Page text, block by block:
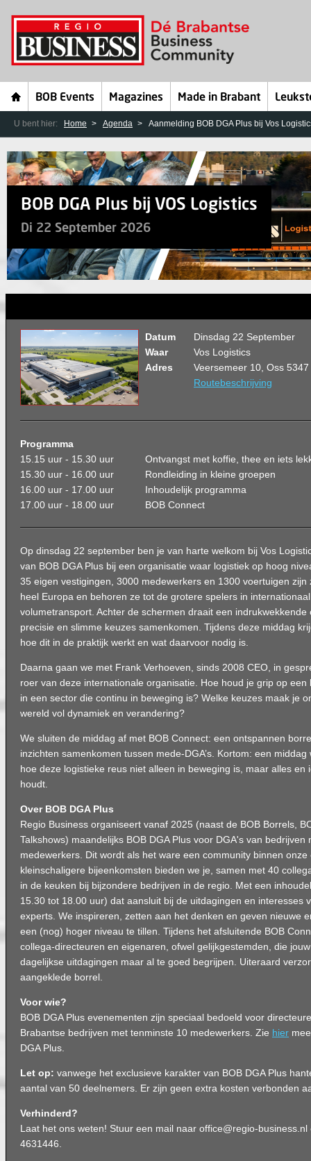
BOB Events Magazines Made in Brabant
U bent hier: Home Agenda Aanmelding BOB DGA Plus bij Vos
BOB DGA Plus bij VOS Logistics
Di 22 September 2026
Datum
Dinsdag 22 September
Waar
Vos Logistics
Adres
Veersemeer 10, Oss 5347
Routebeschrijving
Programma
15.15 uur - 15.30 uur
Ontvangst met koffie, thee en iets
15.30 uur - 16.00 uur
Rondleiding in kleine groepen
16.00 uur - 17.00 uur
Inhoudelijk programma
17.00 uur - 18.00 uur
BOB Connect
Op dinsdag 22 september ben je van harte welkom bij Vos
van BOB DGA Plus bij een organisatie waar logistiek op hoog
35 eigen vestigingen, 3000 medewerkers en 1300 voertuigen zijn
heel Europa en behoren ze tot de grotere spelers in
volumetransport. Achter de schermen draait een
precisie en slimme keuzes samenkomen. Tijdens deze middag
hoe dit in de praktijk werkt en wat daarvoor nodig is.
Daarna gaan we met Frank Verhoeven , sinds 2008 CEO, in
roer van deze internationale organisatie. Hoe houd je grip op
in een sector die continu in beweging is? Welke keuzes maak je
wereld vol dynamiek en verandering?
We sluiten de middag af met BOB Connect: een ontspannen
inzichten samenkomen tussen mede-DGA’s. Kortom: een
hoe deze logistieke reus niet alleen in beweging is, maar alles en
houdt.
Over BOB DGA Plus
Regio Business organiseert vanaf 2025 (naast de BOB Borrels,
Talkshows) maandelijks BOB DGA Plus voor DGA's van bedrijven
medewerkers. Dit wordt als het ware een community binnen
kleinschaligere bijeenkomsten bieden we je, samen met 40
in de keuken bij bijzondere bedrijven in de regio. Met een
15.30 tot 18.00 uur) dat aansluit bij de uitdagingen en interesses
experts. We inspireren, zetten aan het denken en geven nieuwe
een (nog) hoger niveau te tillen. Tijdens het afsluitende BOB
collega-directeuren en eigenaren, ofwel gelijkgestemden, die
dagelijkse uitdagingen maar al te goed begrijpen. Uiteraard
aangeklede borrel.
Voor wie?
BOB DGA Plus evenementen zijn speciaal bedoeld voor
Brabantse bedrijven met tenminste 10 medewerkers. Zie hier
DGA Plus.
Let op: vanwege het exclusieve karakter van BOB DGA Plus
aantal van 50 deelnemers. Er zijn geen extra kosten verbonden
Verhinderd?
Laat het ons weten! Stuur een mail naar office@regio-
4631446.